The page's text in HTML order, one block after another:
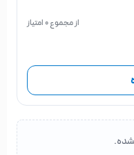
از مجموع 0 امتیاز